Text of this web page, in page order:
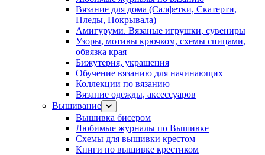
Вязание для дома (Салфетки, Скатерти,
Пледы, Покрывала)
Амигуруми. Вязаные игрушки, сувениры
Узоры, мотивы крючком, схемы спицами,
обвязка края
Бижутерия, украшения
Обучение вязанию для начинающих
Коллекции по вязанию
Вязание одежды, аксессуаров
Вышивание
Вышивка бисером
Любимые журналы по Вышивке
Схемы для вышивки крестом
Книги по вышивке крестиком